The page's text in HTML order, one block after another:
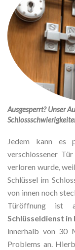
Ausgesperrt? Unser
Jedem kann es
verschlossener
verloren wurde,
Schlüssel im
von innen noch
Türöffnung ist
Schlüsseldienst in
innerhalb von 30
Problems an.